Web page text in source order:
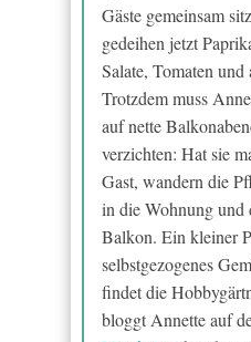
Gäste gemeinsam
gedeihen jetzt
Salate, Tomaten und
Trotzdem muss
auf nette
verzichten: Hat sie
Gast, wandern die
in die Wohnung und
Balkon. Ein kleiner
selbstgezogenes
findet die
bloggt Annette auf